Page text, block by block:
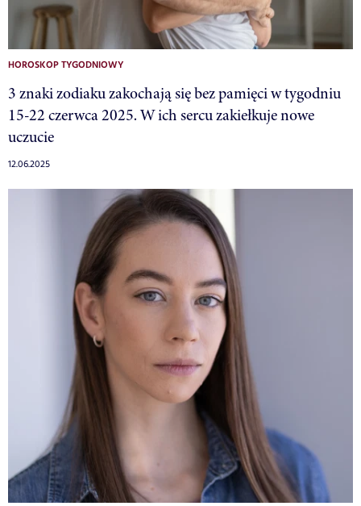
HOROSKOP TYGODNIOWY
3 znaki zodiaku zakochają się bez pamięci w tygodniu
15-22 czerwca 2025. W ich sercu zakiełkuje nowe
uczucie
12.06.2025